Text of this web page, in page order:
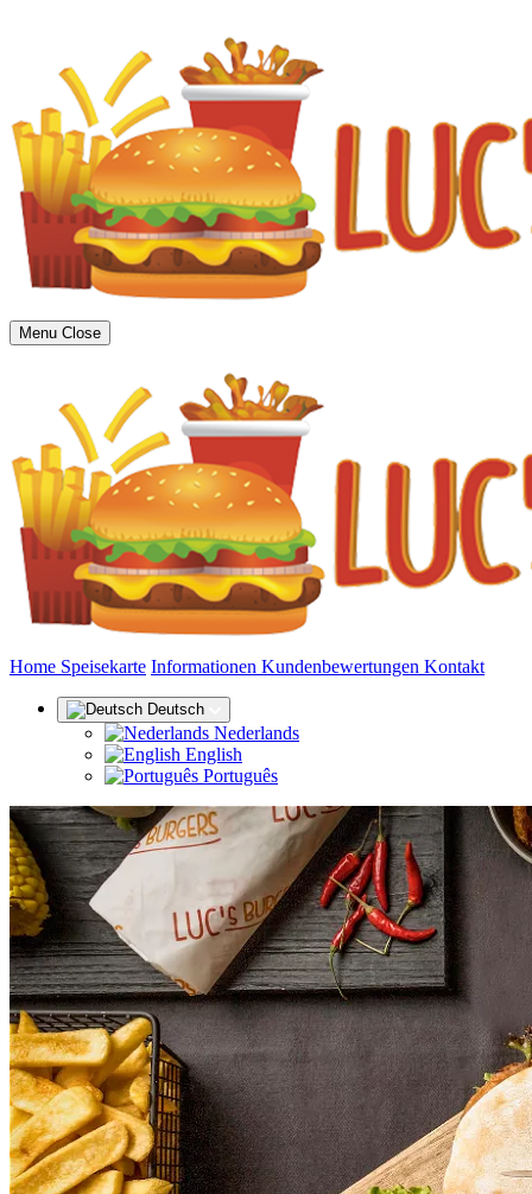
Menu Close
Home (aktuell)
Speisekarte Informationen Kundenbewertungen Kontakt
Deutsch
Nederlands
English
Português